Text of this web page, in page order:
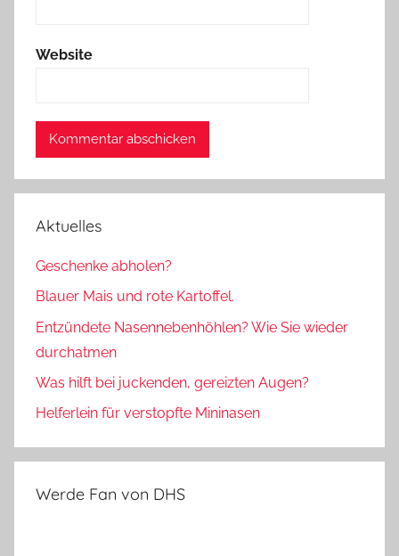
Website
Aktuelles
Geschenke abholen?
Blauer Mais und rote Kartoffel.
Entzündete Nasennebenhöhlen? Wie Sie wieder
durchatmen
Was hilft bei juckenden, gereizten Augen?
Helferlein für verstopfte Mininasen
Werde Fan von DHS